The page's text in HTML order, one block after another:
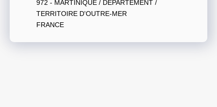
972 - MARTINIQUE / DÉPARTEMENT /
TERRITOIRE D'OUTRE-MER
FRANCE